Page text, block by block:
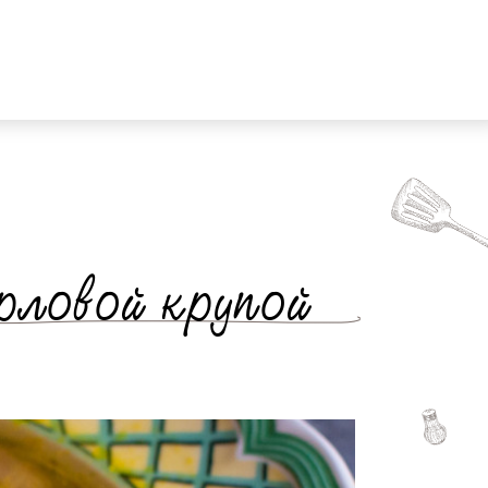
крупой